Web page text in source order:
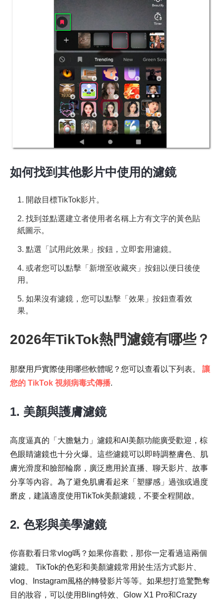
如何找到其他影片中使用的濾鏡
1. 開啟目標TikTok影片。
2. 找到並點選建立者使用者名稱上方有文字的黃色貼
紙圖示。
3. 點選「試用此效果」按鈕，立即套用濾鏡。
4. 或者您可以點擊「新增至收藏夾」按鈕以便日後使
用。
5. 如果沒有濾鏡，您可以點擊「效果」按鈕查看效
果。
2026年TikTok熱門濾鏡有哪些？
那麼用戶實際使用哪些軟體呢？您可以查看以下列表。 讓
您的 TikTok 視頻病毒式傳播.
1. 美顏與護膚濾鏡
高度逼真的「大膽魅力」濾鏡和AI美顏功能廣受歡迎，棕
色眼睛濾鏡也十分火爆。這些濾鏡可以即時調整膚色、肌
膚光滑度和臉部輪廓，廣泛應用於直播、聊天影片、故事
分享等內容。為了避免肌膚看起來「塑膠感」過強或過度
磨皮，建議適度使用TikTok美顏濾鏡，不要全程開啟。
2. 色彩與美學濾鏡
你喜歡看日常vlog嗎？如果你喜歡，那你一定看過這兩個
濾鏡。 TikTok的色彩和美顏濾鏡常用於生活方式影片、
vlog、Instagram風格的轉發影片等等。如果想打造驚艷奪
目的妝容，可以使用Bling特效、Glow X1 Pro和Crazy